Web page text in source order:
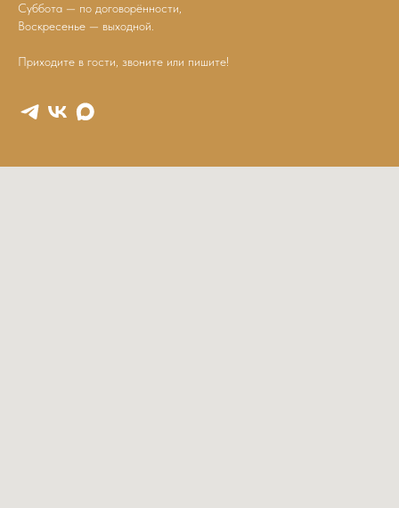
Суббота — по договорённости,
Воскресенье — выходной.
Приходите в гости, звоните или пишите!